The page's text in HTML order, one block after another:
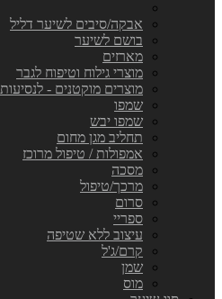
אבקה/סיבים לשיער דליל
בושם לשיער
מארזים
מוצרי גילוח וטיפוח לגבר
מוצרים מוקטנים - לנסיעות
שמפו
שמפו יבש
תחליב מגן מחום
אמפולות / טיפול מרוכז
מסכה
מרכך/טיפול
סרום
ספריי
עיצוב ללא שטיפה
קרם/ג'ל
שמן
מוס